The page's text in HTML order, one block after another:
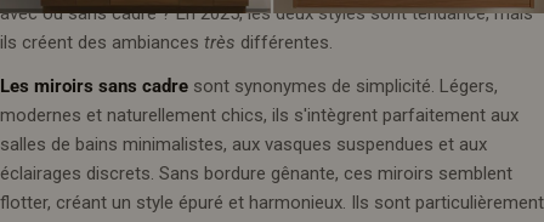
avec ou sans cadre ? En 2025, les deux styles sont tendance, mais
ils créent des ambiances très différentes.
Les miroirs sans cadre sont synonymes de simplicité. Légers,
modernes et naturellement chics, ils s'intègrent parfaitement aux
salles de bains minimalistes, aux vasques suspendues et aux
éclairages discrets. Sans bordure gênante, ces miroirs semblent
flotter, créant un style épuré et harmonieux. Ils sont particulièrement